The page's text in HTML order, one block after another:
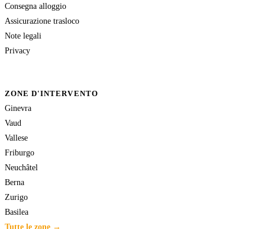
Consegna alloggio
Assicurazione trasloco
Note legali
Privacy
ZONE D'INTERVENTO
Ginevra
Vaud
Vallese
Friburgo
Neuchâtel
Berna
Zurigo
Basilea
Tutte le zone →